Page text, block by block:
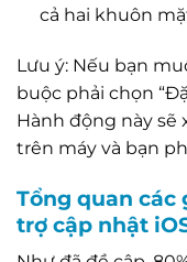
cả hai khuôn
Lưu ý: Nếu bạn
buộc phải chọn
Hành động này sẽ
trên máy và bạn
Tổng quan các
trợ cập nhật